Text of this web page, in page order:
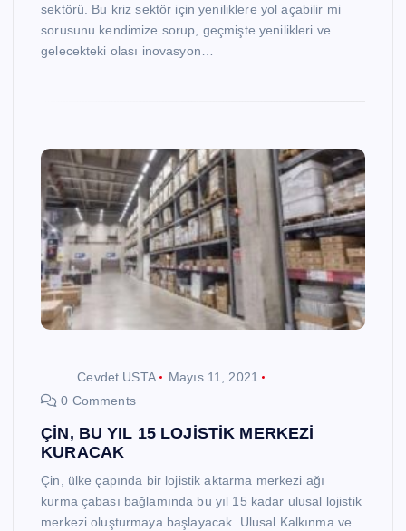
sektörü. Bu kriz sektör için yeniliklere yol açabilir mi
sorusunu kendimize sorup, geçmişte yenilikleri ve
gelecekteki olası inovasyon…
Cevdet USTA
Mayıs 11, 2021
0 Comments
ÇİN, BU YIL 15 LOJİSTİK MERKEZİ
KURACAK
Çin, ülke çapında bir lojistik aktarma merkezi ağı
kurma çabası bağlamında bu yıl 15 kadar ulusal lojistik
merkezi oluşturmaya başlayacak. Ulusal Kalkınma ve